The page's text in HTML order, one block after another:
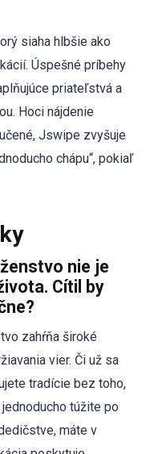
siaha hlbšie ako
Úspešné príbehy
priateľstvá a
Hoci nájdenie
Jswipe zvyšuje
chápu“, pokiaľ
nie je
Cítil by
zahŕňa široké
vier. Či už sa
tradície bez toho,
túžite po
máte v